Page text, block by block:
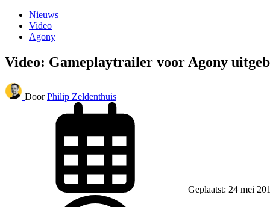
Nieuws
Video
Agony
Video: Gameplaytrailer voor Agony
Door Philip Zeldenthuis
Geplaatst: 24 mei